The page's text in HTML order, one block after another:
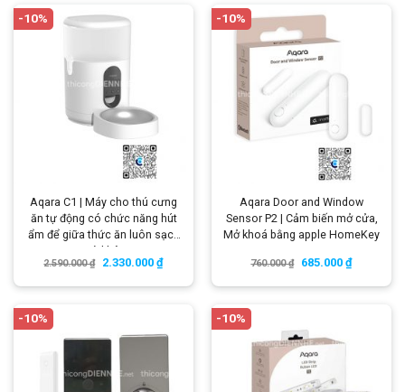
-10%
Aqara C1 | Máy cho thú cưng
ăn tự động có chức năng hút
ẩm để giữa thức ăn luôn sạch
và khô
2.590.000₫ 2.330.000 ₫
-10%
Aqara Door and Window
Sensor P2 | Cảm biến mở cửa,
Mở khoá bằng apple HomeKey
760.000₫ 685.000 ₫
-10% -10%